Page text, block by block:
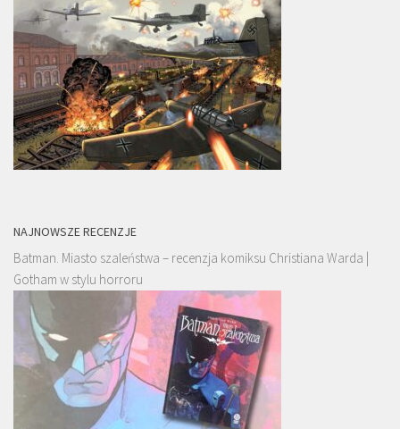
NAJNOWSZE RECENZJE
Batman. Miasto szaleństwa – recenzja komiksu Christiana Warda |
Gotham w stylu horroru